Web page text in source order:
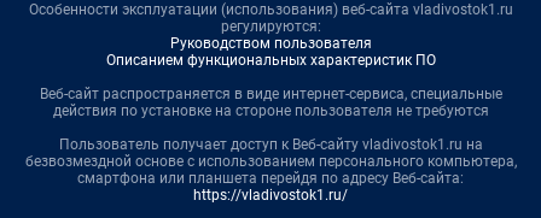
Особенности эксплуатации (использования) веб-сайта vladivostok1.ru
регулируются:
Руководством пользователя
Описанием функциональных характеристик ПО
Веб-сайт распространяется в виде интернет-сервиса, специальные
действия по установке на стороне пользователя не требуются
Пользователь получает доступ к Веб-сайту vladivostok1.ru на
безвозмездной основе с использованием персонального компьютера,
смартфона или планшета перейдя по адресу Веб-сайта:
https://vladivostok1.ru/